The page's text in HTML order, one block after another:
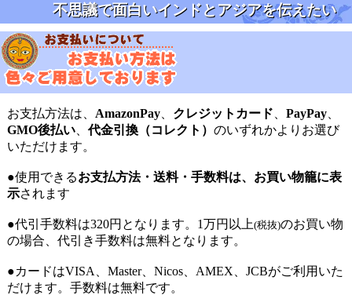
不思議で面白いインドとアジアを伝えたい
お支払方法は、 AmazonPay、 クレジットカード PayPay、
GMO後払い、代金引換（コレクト） のいずれかよりお選び
いただけます。
●使用できるお支払方法・送料・手数料は、お買い物籠に表
示されます
●代引手数料は320円となります。1万円以上(税抜)のお買い物
の場合、代引き手数料は無料となります。
●カードはVISA、Master、Nicos、AMEX、JCBがご利用いた
だけます。手数料は無料です。